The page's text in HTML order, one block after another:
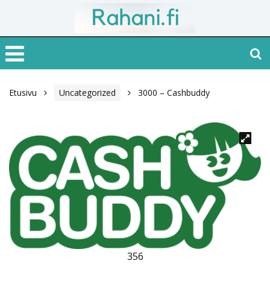
Etusivu Uncategorized 3000 – Cashbuddy
356